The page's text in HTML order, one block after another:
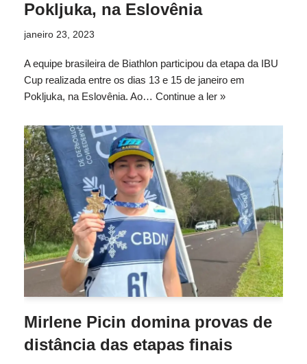
Pokljuka, na Eslovênia
janeiro 23, 2023
A equipe brasileira de Biathlon participou da etapa da IBU
Cup realizada entre os dias 13 e 15 de janeiro em
Pokljuka, na Eslovênia. Ao… Continue a ler »
Mirlene Picin domina provas de
distância das etapas finais